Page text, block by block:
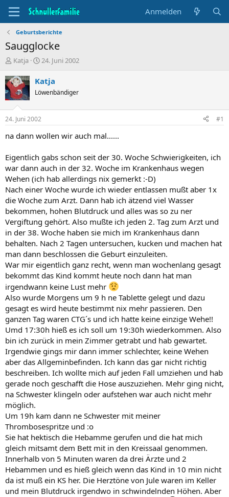
Anmelden
Geburtsberichte
Saugglocke
T
e
m
e
n
t
a
e
r
Katja
B
g
n
a
t
24. Juni 2002
Katja
Löwenbändiger
24. Juni 2002 #1
na dann wollen wir auch mal......
Eigentlich gabs schon seit der 30. Woche Schwierigkeiten, ich
war dann auch in der 32. Woche im Krankenhaus wegen
Wehen (ich hab allerdings nix gemerkt :-D)
Nach einer Woche wurde ich wieder entlassen mußt aber 1x
die Woche zum Arzt. Dann hab ich ätzend viel Wasser
bekommen, hohen Blutdruck und alles was so zu ner
Vergiftung gehört. Also mußte ich jeden 2. Tag zum Arzt und
in der 38. Woche haben sie mich im Krankenhaus dann
behalten. Nach 2 Tagen untersuchen, kucken und machen hat
man dann beschlossen die Geburt einzuleiten.
War mir eigentlich ganz recht, wenn man wochenlang gesagt
bekommt das Kind kommt heute noch dann hat man
irgendwann keine Lust mehr
Also wurde Morgens um 9 h ne Tablette gelegt und dazu
gesagt es wird heute bestimmt nix mehr passieren. Den
ganzen Tag waren CTG´s und ich hatte keine einzige Wehe!!
Umd 17:30h hieß es ich soll um 19:30h wiederkommen. Also
bin ich zurück in mein Zimmer getrabt und hab gewartet.
Irgendwie gings mir dann immer schlechter, keine Wehen
aber das Allgeminbefinden. Ich kann das gar nicht richtig
beschreiben. Ich wollte mich auf jeden Fall umziehen und hab
gerade noch geschafft die Hose auszuziehen. Mehr ging nicht,
na Schwester klingeln oder aufstehen war auch nicht mehr
möglich.
Um 19h kam dann ne Schwester mit meiner
Thrombosespritze und :o
Sie hat hektisch die Hebamme gerufen und die hat mich
gleich mitsamt dem Bett mit in den Kreissaal genommen.
Innerhalb von 5 Minuten waren da drei Ärzte und 2
Hebammen und es hieß gleich wenn das Kind in 10 min nicht
da ist muß ein KS her. Die Herztöne von Jule waren im Keller
und mein Blutdruck irgendwo in schwindelnden Höhen. Aber